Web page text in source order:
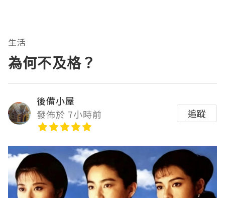
生活
為何不及格？
後備小屋
發佈於 7小時前
追蹤